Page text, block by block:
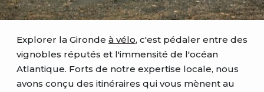
Explorer la Gironde à vélo, c'est pédaler entre des
vignobles réputés et l'immensité de l'océan
Atlantique. Forts de notre expertise locale, nous
avons conçu des itinéraires qui vous mènent au